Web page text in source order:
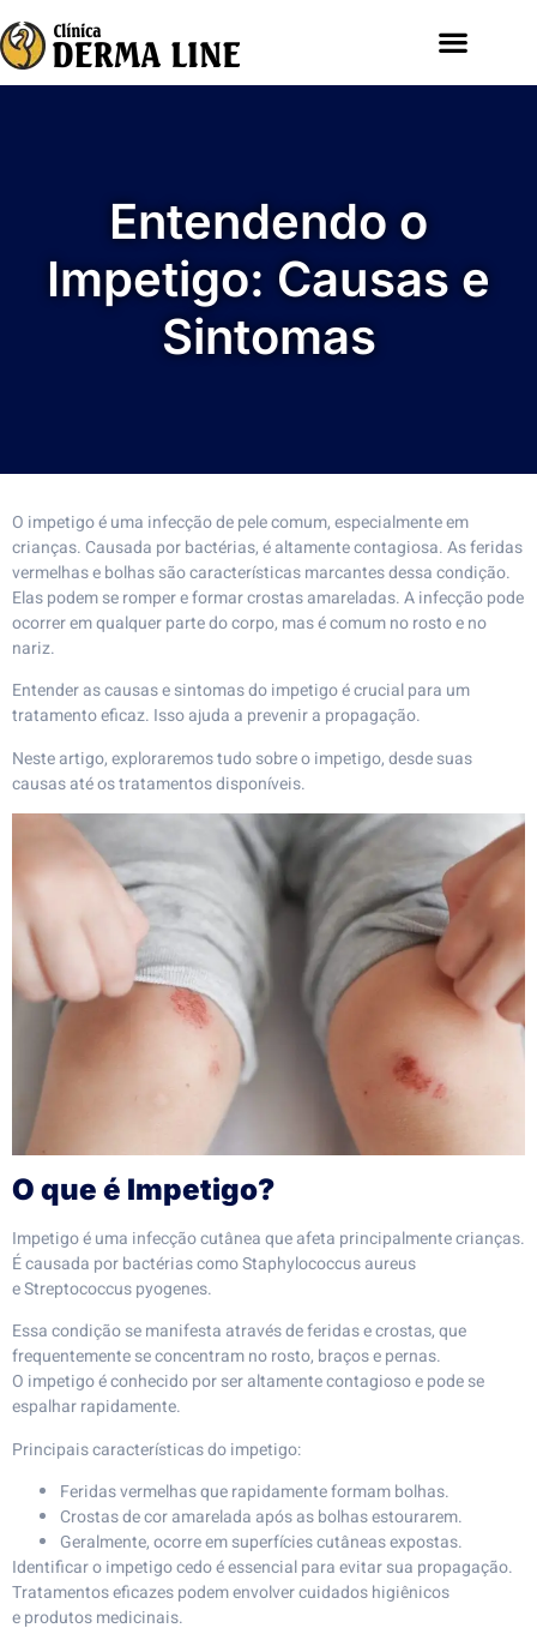
Entendendo o
Impetigo: Causas e
Sintomas
O impetigo é uma infecção de pele comum, especialmente em
crianças. Causada por bactérias, é altamente contagiosa.As feridas
vermelhas e bolhas são características marcantes dessa condição.
Elas podem se romper e formar crostas amareladas.A infecção pode
ocorrer em qualquer parte do corpo, mas é comum no rosto e no
nariz.
Entender as causas e sintomas do impetigo é crucial para um
tratamento eficaz. Isso ajuda a prevenir a propagação.
Neste artigo, exploraremos tudo sobre o impetigo, desde suas
causas até os tratamentos disponíveis.
O que é Impetigo?
Impetigo é uma infecção cutânea que afeta principalmente crianças.
É causada por bactérias como Staphylococcus aureus
e Streptococcus pyogenes.
Essa condição se manifesta através de feridas e crostas, que
frequentemente se concentram no rosto, braços e pernas.
O impetigo é conhecido por ser altamente contagioso e pode se
espalhar rapidamente.
Principais características do impetigo:
Feridas vermelhas que rapidamente formam bolhas.
Crostas de cor amarelada após as bolhas estourarem.
Geralmente, ocorre em superfícies cutâneas expostas.
Identificar o impetigo cedo é essencial para evitar sua propagação.
Tratamentos eficazes podem envolver cuidados higiênicos
e produtos medicinais.